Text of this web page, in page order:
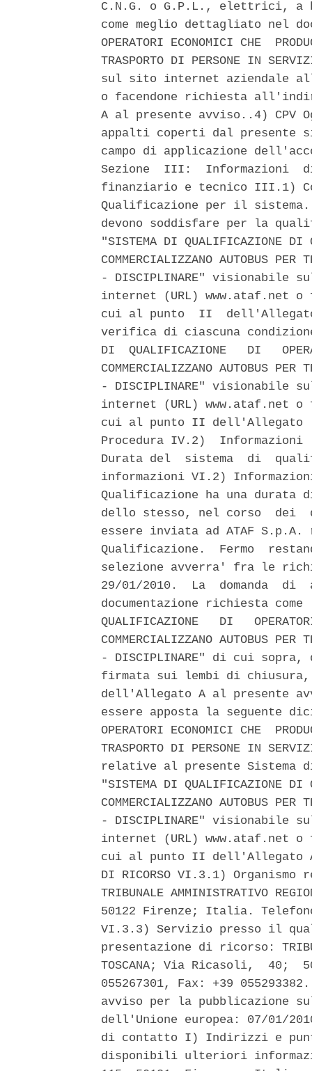
C.N.G. o G.P.L., elettrici, a
come meglio dettagliato nel
OPERATORI ECONOMICI CHE
TRASPORTO DI PERSONE IN
sul sito internet aziendale
o facendone richiesta
A al presente avviso..4) CPV
appalti coperti dal presente
campo di applicazione
Sezione  III:  Informazioni
finanziario e tecnico III.1)
Qualificazione per il
devono soddisfare per la
"SISTEMA DI QUALIFICAZIONE DI
COMMERCIALIZZANO AUTOBUS
- DISCIPLINARE"
internet (URL) www.ataf.net
cui al punto  II
verifica di ciascuna
DI  QUALIFICAZIONE   DI
COMMERCIALIZZANO AUTOBUS
- DISCIPLINARE"
internet (URL) www.ataf.net
cui al punto II dell'Allegato
Procedura IV.2)
Durata del  sistema  di
informazioni VI.2)
Qualificazione ha una
dello stesso, nel corso  dei
essere inviata ad ATAF
Qualificazione.  Fermo
selezione avverra' fra le
29/01/2010.  La  domanda
documentazione richiesta
QUALIFICAZIONE   DI
COMMERCIALIZZANO AUTOBUS
- DISCIPLINARE" di cui
firmata sui lembi di
dell'Allegato A al presente
essere apposta la seguente
OPERATORI ECONOMICI CHE
TRASPORTO DI PERSONE IN
relative al presente Sistema
"SISTEMA DI QUALIFICAZIONE DI
COMMERCIALIZZANO AUTOBUS
- DISCIPLINARE"
internet (URL) www.ataf.net
cui al punto II dell'Allegato A
DI RICORSO VI.3.1)
TRIBUNALE AMMINISTRATIVO
50122 Firenze; Italia.
VI.3.3) Servizio presso il
presentazione di ricorso:
TOSCANA; Via Ricasoli,  40;
055267301, Fax: +39
avviso per la pubblicazione
dell'Unione europea: 07/01/
di contatto I) Indirizzi e
disponibili ulteriori